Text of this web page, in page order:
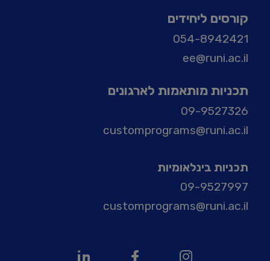
קורסים ליחידים
054-8942421
ee@runi.ac.il
תכניות מותאמות לארגונים
09-9527326
customprograms@runi.ac.il
תכניות בינלאומיות
09-9527997
customprograms@runi.ac.il